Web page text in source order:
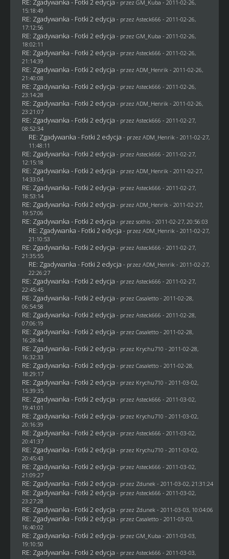
- przez GM_Kuba - 2011-02-26,
15:18:49
RE: Zgadywanka - Fotki 2 edycja - przez Asteck666 - 2011-02-26,
17:12:56
RE: Zgadywanka - Fotki 2 edycja - przez GM_Kuba - 2011-02-26,
18:02:11
RE: Zgadywanka - Fotki 2 edycja - przez Asteck666 - 2011-02-26,
21:14:39
RE: Zgadywanka - Fotki 2 edycja - przez ADM_Henrik - 2011-02-26,
21:40:08
RE: Zgadywanka - Fotki 2 edycja - przez Asteck666 - 2011-02-26,
23:14:28
RE: Zgadywanka - Fotki 2 edycja - przez ADM_Henrik - 2011-02-26,
23:21:07
RE: Zgadywanka - Fotki 2 edycja - przez Asteck666 - 2011-02-27,
08:52:34
RE: Zgadywanka - Fotki 2 edycja - przez ADM_Henrik - 2011-02-27,
11:48:11
RE: Zgadywanka - Fotki 2 edycja - przez Asteck666 - 2011-02-27,
12:15:18
RE: Zgadywanka - Fotki 2 edycja - przez ADM_Henrik - 2011-02-27,
14:33:04
RE: Zgadywanka - Fotki 2 edycja - przez Asteck666 - 2011-02-27,
18:53:14
RE: Zgadywanka - Fotki 2 edycja - przez ADM_Henrik - 2011-02-27,
19:57:06
RE: Zgadywanka - Fotki 2 edycja - przez sothis- 2011-02-27, 20:56:03
RE: Zgadywanka - Fotki 2 edycja - przez ADM_Henrik - 2011-02-27,
21:10:53
RE: Zgadywanka - Fotki 2 edycja - przez Asteck666 - 2011-02-27,
21:35:55
RE: Zgadywanka - Fotki 2 edycja - przez ADM_Henrik - 2011-02-27,
22:26:27
RE: Zgadywanka - Fotki 2 edycja - przez Asteck666 - 2011-02-27,
22:45:45
RE: Zgadywanka - Fotki 2 edycja - przez Casaletto- 2011-02-28,
06:54:58
RE: Zgadywanka - Fotki 2 edycja - przez Asteck666 - 2011-02-28,
07:06:19
RE: Zgadywanka - Fotki 2 edycja - przez Casaletto- 2011-02-28,
16:28:44
RE: Zgadywanka - Fotki 2 edycja - przez Krychu710 - 2011-02-28,
16:32:33
RE: Zgadywanka - Fotki 2 edycja - przez Casaletto- 2011-02-28,
18:29:17
RE: Zgadywanka - Fotki 2 edycja - przez Krychu710 - 2011-03-02,
15:39:35
RE: Zgadywanka - Fotki 2 edycja - przez Asteck666 - 2011-03-02,
19:41:01
RE: Zgadywanka - Fotki 2 edycja - przez Krychu710 - 2011-03-02,
20:16:39
RE: Zgadywanka - Fotki 2 edycja - przez Asteck666 - 2011-03-02,
20:41:37
RE: Zgadywanka - Fotki 2 edycja - przez Krychu710 - 2011-03-02,
20:45:43
RE: Zgadywanka - Fotki 2 edycja - przez Asteck666 - 2011-03-02,
21:09:27
RE: Zgadywanka - Fotki 2 edycja - przez Zdunek - 2011-03-02, 21:31:24
RE: Zgadywanka - Fotki 2 edycja - przez Asteck666 - 2011-03-02,
23:27:28
RE: Zgadywanka - Fotki 2 edycja - przez Zdunek - 2011-03-03, 10:04:06
RE: Zgadywanka - Fotki 2 edycja - przez Casaletto- 2011-03-03,
16:40:02
RE: Zgadywanka - Fotki 2 edycja - przez GM_Kuba - 2011-03-03,
19:10:50
RE: Zgadywanka - Fotki 2 edycja - przez Asteck666 - 2011-03-03,